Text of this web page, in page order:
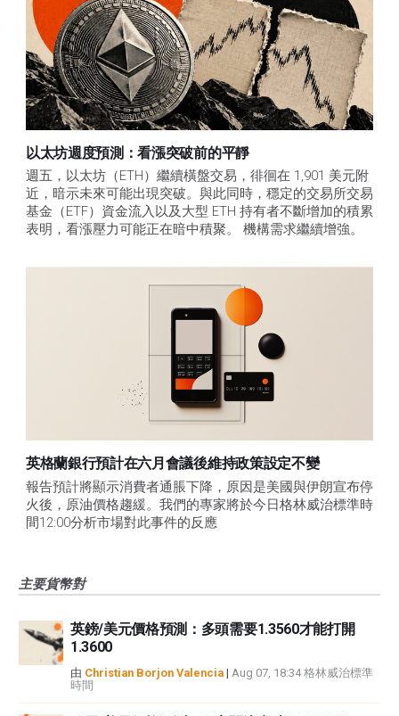
以太坊週度預測：看漲突破前的平靜
週五，以太坊（ETH）繼續橫盤交易，徘徊在 1,901 美元附
近，暗示未來可能出現突破。與此同時，穩定的交易所交易
基金（ETF）資金流入以及大型 ETH 持有者不斷增加的積累
表明，看漲壓力可能正在暗中積聚。 機構需求繼續增強。
英格蘭銀行預計在六月會議後維持政策設定不變
報告預計將顯示消費者通脹下降，原因是美國與伊朗宣布停
火後，原油價格趨緩。我們的專家將於今日格林威治標準時
間12:00分析市場對此事件的反應
主要貨幣對
英鎊/美元價格預測：多頭需要1.3560才能打開
1.3600
由 Christian Borjon Valencia | Aug 07, 18:34 格林威治標準
時間